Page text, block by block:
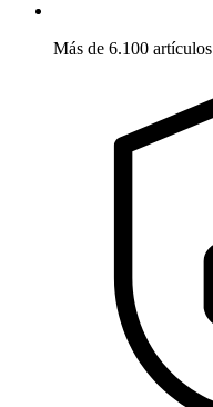
Más de 6.100 artículos